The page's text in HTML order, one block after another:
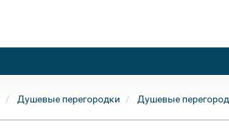
Душевые перегородки Душевые